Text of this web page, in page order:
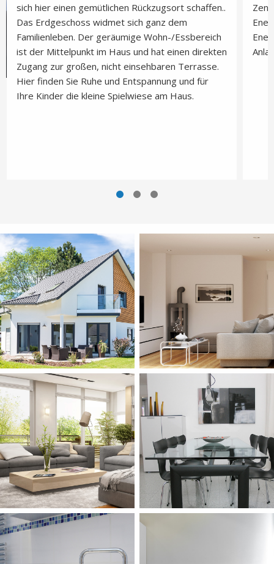
sich hier einen gemütlichen Rückzugsort schaffen..
Das Erdgeschoss widmet sich ganz dem
Familienleben. Der geräumige Wohn-/Essbereich
ist der Mittelpunkt im Haus und hat einen direkten
Zugang zur großen, nicht einsehbaren Terrasse.
Hier finden Sie Ruhe und Entspannung und für
Ihre Kinder die kleine Spielwiese am Haus.